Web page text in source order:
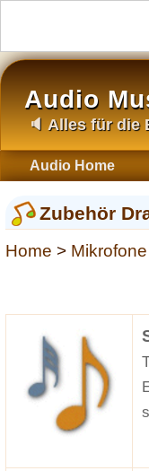
Audio
🔈 Alles für die
Audio Home
Zubehör
Home > Mikrofone